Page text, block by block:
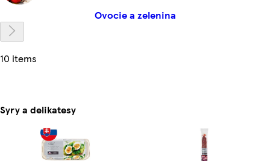
Ovocie a zelenina
10 items
Syry a delikatesy